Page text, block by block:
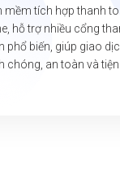
mềm tích hợp thanh
hỗ trợ nhiều cổng
phổ biến, giúp giao
chóng, an toàn và